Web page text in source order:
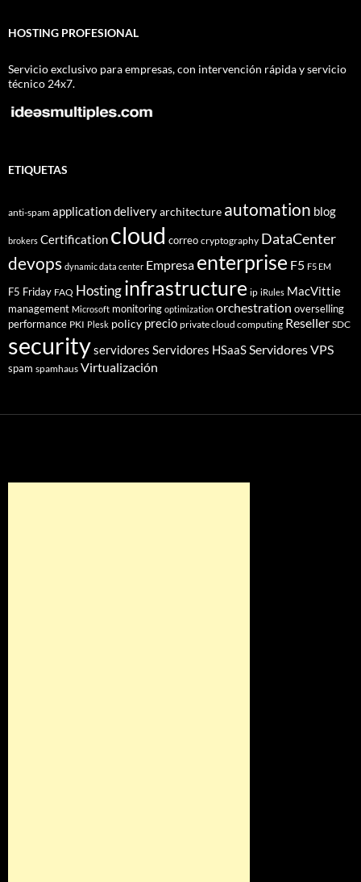
HOSTING PROFESIONAL
Servicio exclusivo para empresas, con intervención rápida y servicio
técnico 24x7.
ETIQUETAS
anti-spam application deliveryarchitecture automation blog
brokers Certification cloud correo cryptography DataCenter
devops dynamic data center Empresa enterprise F5 F5 EM
F5 Friday FAQ Hostinginfrastructure ip iRules MacVittie
management Microsoft monitoring optimization orchestration overselling
performance PKI Plesk policy precio private cloud computing Reseller SDC
securityservidores Servidores HSaaSServidores VPS
spam spamhaus Virtualización